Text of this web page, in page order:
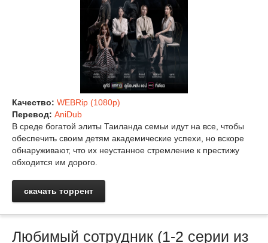
Качество: WEBRip (1080p)
Перевод: AniDub
В среде богатой элиты Таиланда семьи идут на все, чтобы
обеспечить своим детям академические успехи, но вскоре
обнаруживают, что их неустанное стремление к престижу
обходится им дорого.
скачать торрент
Любимый сотрудник (1-2 серии из